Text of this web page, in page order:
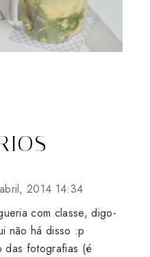
2014 14:34
com classe, digo-
não há disso :p
das fotografias (é